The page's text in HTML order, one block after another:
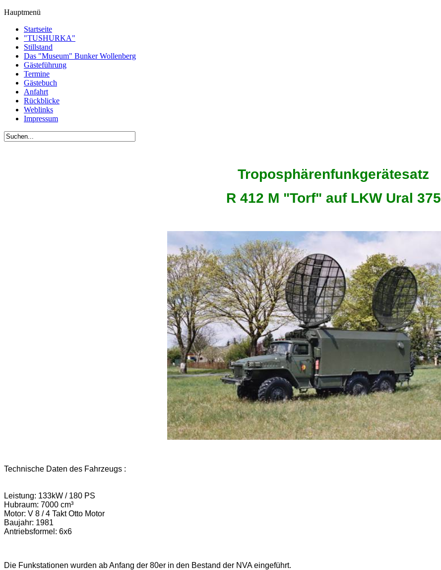
Hauptmenü
Startseite
"TUSHURKA"
Stillstand
Das "Museum" Bunker Wollenberg
Gästeführung
Termine
Gästebuch
Anfahrt
Rückblicke
Weblinks
Impressum
Troposphärenfunkgerätesatz
R 412 M "Torf" auf LKW Ural 375
Technische Daten des Fahrzeugs :
Leistung: 133kW / 180 PS
Hubraum: 7000 cm³
Motor: V 8 / 4 Takt Otto Motor
Baujahr: 1981
Antriebsformel: 6x6
Die Funkstationen wurden ab Anfang der 80er in den Bestand der NVA eingeführt.